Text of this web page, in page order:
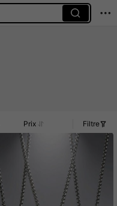
Prix Filtre